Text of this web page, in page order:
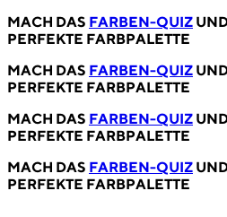
MACH DAS FARBEN-QUIZ
PERFEKTE FARBPALETTE
MACH DAS FARBEN-QUIZ
PERFEKTE FARBPALETTE
MACH DAS FARBEN-QUIZ
PERFEKTE FARBPALETTE
MACH DAS FARBEN-QUIZ
PERFEKTE FARBPALETTE